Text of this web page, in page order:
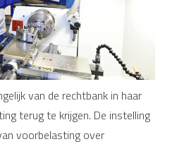
van de rechtbank in haar
terug te krijgen. De instelling
voorbelasting over